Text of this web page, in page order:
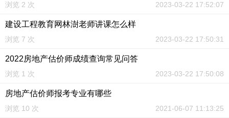
浏览 2 次 2023-03-22 17:52:07
建设工程教育网林澍老师讲课怎么样
浏览 7 次 2023-03-22 17:50:31
2022房地产估价师成绩查询常见问答
浏览 1 次 2023-03-22 17:50:08
房地产估价师报考专业有哪些
浏览 10 次 2021-06-07 11:13:25